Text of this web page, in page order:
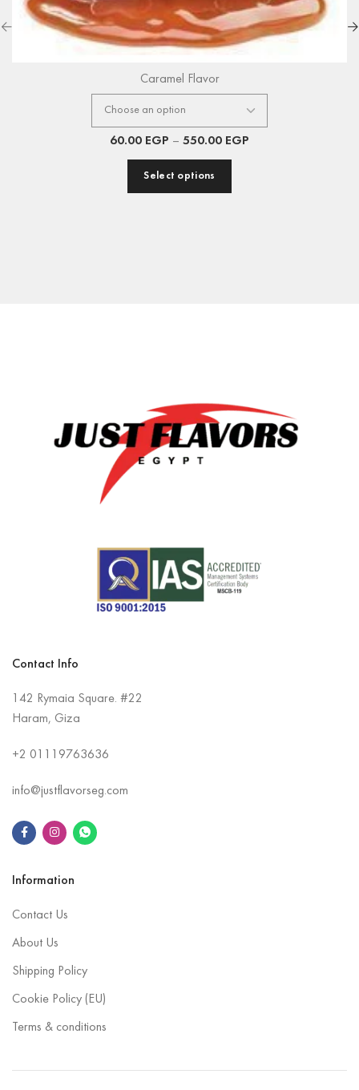
Caramel Flavor
60.00 EGP – 550.00 EGP
Select options
Contact Info
142 Rymaia Square. #22
Haram, Giza
+2 01119763636
info@justflavorseg.com
Information
Contact Us
About Us
Shipping Policy
Cookie Policy (EU)
Terms & conditions